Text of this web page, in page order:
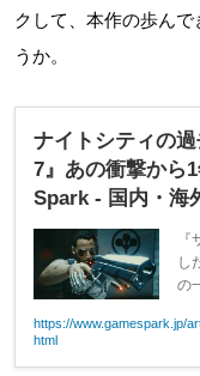
クして、本作の歩ん
うか。
ナイトシティの
7』あの衝撃から
Spark - 国内・海
し
の
https://www.gamespark.jp/
html